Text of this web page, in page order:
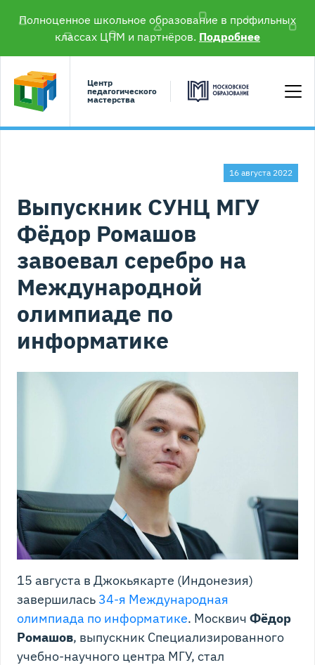
Полноценное школьное образование в профильных
классах ЦПМ и партнёров. Подробнее
Центр
педагогического
мастерства
16 августа 2022
Выпускник СУНЦ МГУ
Фёдор Ромашов
завоевал серебро на
Международной
олимпиаде по
информатике
15 августа в Джокьякарте (Индонезия)
завершилась 34-я Международная
олимпиада по информатике. Москвич Фёдор
Ромашов, выпускник Специализированного
учебно-научного центра МГУ, стал